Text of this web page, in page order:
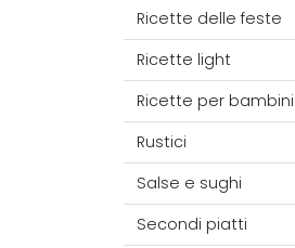
Ricette delle feste
Ricette light
Ricette per bambini
Rustici
Salse e sughi
Secondi piatti